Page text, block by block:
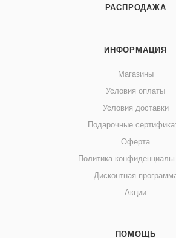
РАСПРОДАЖА
ИНФОРМАЦИЯ
Магазины
Условия оплаты
Условия доставки
Подарочные
Оферта
Политика
Дисконтная
Акции
ПОМОЩЬ